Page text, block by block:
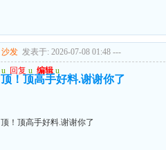
沙发 发表于: 2026-07-08 01:48 ---
u 回复 u 编辑 u
顶！顶高手好料.谢谢你了
顶！顶高手好料.谢谢你了